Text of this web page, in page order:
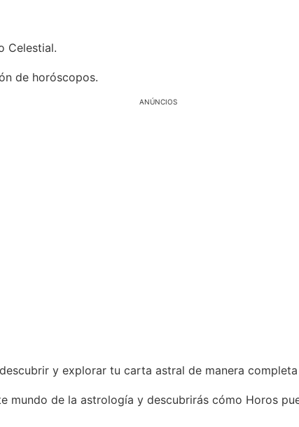
Celestial.
de horóscopos.
ANÚNCIOS
y explorar tu carta astral de manera
mundo de la astrología y descubrirás cómo Horos